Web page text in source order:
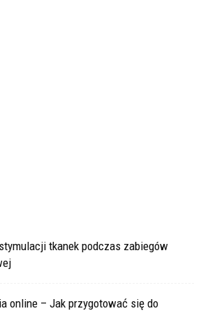
tkanek podczas zabiegów
online – Jak przygotować się do